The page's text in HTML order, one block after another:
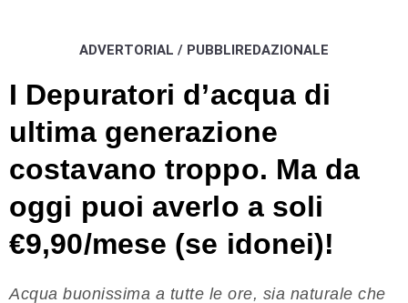
ADVERTORIAL / PUBBLIREDAZIONALE
I Depuratori d’acqua di
ultima generazione
costavano troppo. Ma da
oggi puoi averlo a soli
€9,90/mese (se idonei)!
Acqua buonissima a tutte le ore, sia naturale che